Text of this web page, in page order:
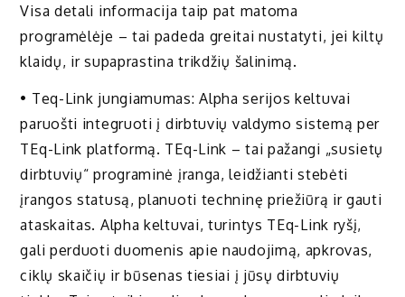
Visa detali informacija taip pat matoma
programėlėje – tai padeda greitai nustatyti, jei kiltų
klaidų, ir supaprastina trikdžių šalinimą.
• Teq-Link jungiamumas: Alpha serijos keltuvai
paruošti integruoti į dirbtuvių valdymo sistemą per
TEq-Link platformą. TEq-Link – tai pažangi „susietų
dirbtuvių“ programinė įranga, leidžianti stebėti
įrangos statusą, planuoti techninę priežiūrą ir gauti
ataskaitas. Alpha keltuvai, turintys TEq-Link ryšį,
gali perduoti duomenis apie naudojimą, apkrovas,
ciklų skaičių ir būsenas tiesiai į jūsų dirbtuvių